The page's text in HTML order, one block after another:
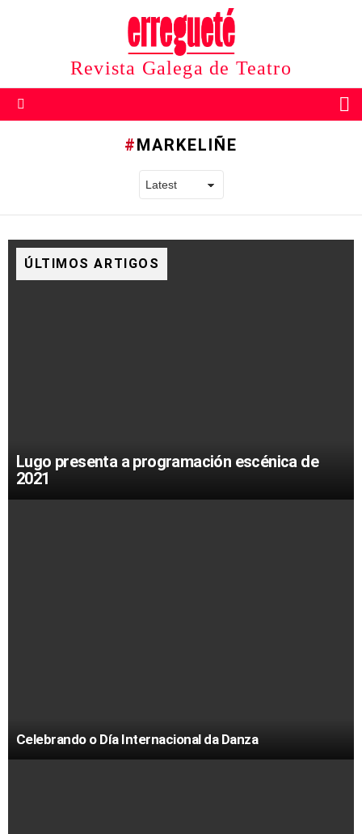
Revista Galega de Teatro
MARKELIÑE
ÚLTIMOS ARTIGOS
Lugo presenta a programación escénica de
2021
Celebrando o Día Internacional da Danza